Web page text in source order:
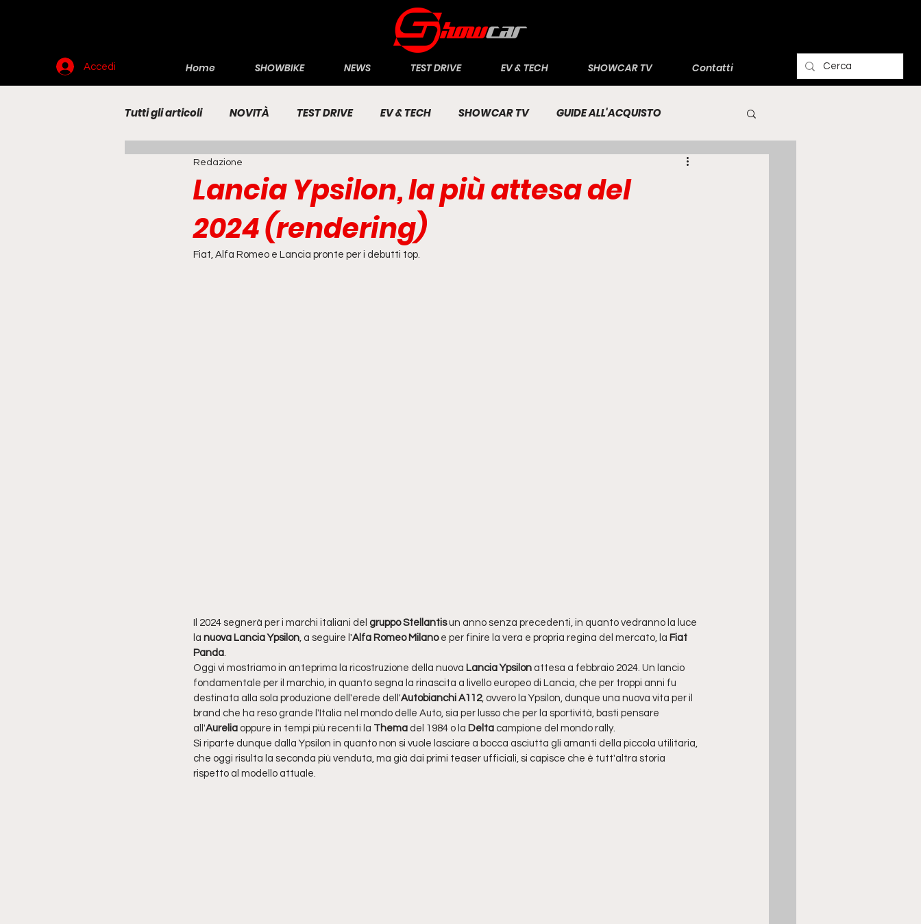
Accedi Home SHOWBIKE NEWS TEST DRIVE EV & TECH SHOWCAR TV Contatti
Tutti gli articoli NOVITÀ TEST DRIVE EV & TECH SHOWCAR TV GUIDE ALL'ACQUISTO
RENDERING MOTO
Lancia Ypsilon, la più attesa del
2024 (rendering)
Redazione
Fiat, Alfa Romeo e Lancia pronte per i debutti top.
Il 2024 segnerà per i marchi italiani del gruppo Stellantis un anno senza precedenti, in quanto vedranno la luce
la nuova Lancia Ypsilon, a seguire l'Alfa Romeo Milano e per finire la vera e propria regina del mercato, la Fiat
Panda.
Oggi vi mostriamo in anteprima la ricostruzione della nuova Lancia Ypsilon attesa a febbraio 2024. Un lancio
fondamentale per il marchio, in quanto segna la rinascita a livello europeo di Lancia, che per troppi anni fu
destinata alla sola produzione dell'erede dell'Autobianchi A112, ovvero la Ypsilon, dunque una nuova vita per il
brand che ha reso grande l'Italia nel mondo delle Auto, sia per lusso che per la sportività, basti pensare
all'Aurelia oppure in tempi più recenti la Thema del 1984 o la Delta campione del mondo rally.
Si riparte dunque dalla Ypsilon in quanto non si vuole lasciare a bocca asciutta gli amanti della piccola utilitaria,
che oggi risulta la seconda più venduta, ma già dai primi teaser ufficiali, si capisce che è tutt'altra storia
rispetto al modello attuale.